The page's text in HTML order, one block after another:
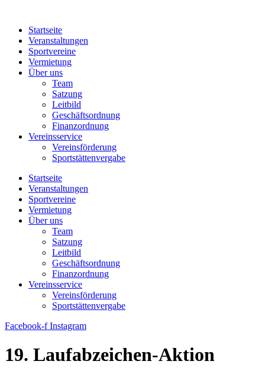
springenStartseite
Veranstaltungen
Sportvereine
Vermietung
Über uns
Team
Satzung
Leitbild
Geschäftsordnung
Finanzordnung
Vereinsservice
Vereinsförderung
Sportstättenvergabe
Startseite
Veranstaltungen
Sportvereine
Vermietung
Über uns
Team
Satzung
Leitbild
Geschäftsordnung
Finanzordnung
Vereinsservice
Vereinsförderung
Sportstättenvergabe
Facebook-f Instagram
19. Laufabzeichen-Aktion